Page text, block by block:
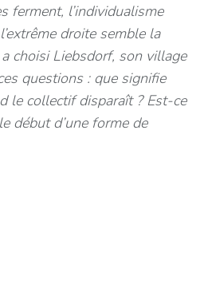
ferment, l’individualisme
droite semble la
choisi Liebsdorf, son village
questions : que signifie
le collectif disparaît ? Est-ce
début d’une forme de